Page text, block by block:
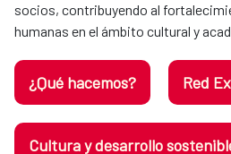
socios, contribuyendo al
humanas en el ámbito cultural y
¿Qué hacemos? Red
Cultura y desarrollo